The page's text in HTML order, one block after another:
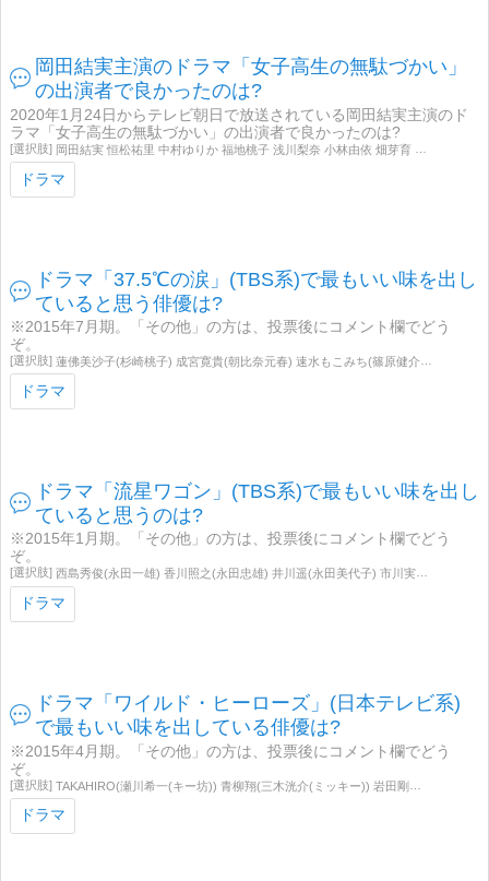
岡田結実主演のドラマ「女子高生の無駄づかい」
の出演者で良かったのは?
2020年1月24日からテレビ朝日で放送されている岡田結実主演のド
ラマ「女子高生の無駄づかい」の出演者で良かったのは?
岡田結実 恒松祐里 中村ゆりか 福地桃子 浅川梨奈 小林由依 畑芽育 井本彩花
ドラマ
ドラマ「37.5℃の涙」(TBS系)で最もいい味を出し
ていると思う俳優は?
※2015年7月期。「その他」の方は、投票後にコメント欄でどう
ぞ。
蓮佛美沙子(杉崎桃子) 成宮寛貴(朝比奈元春) 速水もこみち(篠原健介) トリンドル玲奈(小野優美香) 鈴木梨央(朝比奈小春) 水上剣星(杉崎優樹) 滝沢沙織(篠原久美子) 西村和彦(佐藤錦) 久保田磨希(佐藤陽子) 松島花(朝比奈小雪) 趣里(町井里沙) 永池南津子(今井加奈子) 木戸邑弥(加藤哲平) 谷川りさこ(佐藤さやか) 石田登星(杉崎誠一郎) 田上唯(清水香織)
ドラマ
ドラマ「流星ワゴン」(TBS系)で最もいい味を出し
ていると思うのは?
※2015年1月期。「その他」の方は、投票後にコメント欄でどう
ぞ。
西島秀俊(永田一雄) 香川照之(永田忠雄) 井川遥(永田美代子) 市川実和子(永田智子) 橋洋(永田伸之) 入江甚儀(千賀和哉) 町田啓太(古閑) 高木星来(橋本健太)
ドラマ
ドラマ「ワイルド・ヒーローズ」(日本テレビ系)
で最もいい味を出している俳優は?
※2015年4月期。「その他」の方は、投票後にコメント欄でどう
ぞ。
TAKAHIRO(瀬川希一(キー坊)) 青柳翔(三木洸介(ミッキー)) 岩田剛典(佐伯春太郎(チョコ)) 野替愁平(徳井哲平(ポンジャラ)) 八木将康(神部剛(ピーちゃん)) 佐藤大樹(里島透(メロス)) 黒木啓司(林田典明(テンテン)) 桜田ひより(五嶋日花里) 水沢エレナ(野中美史) 長谷川初範(瀬川努) 朝加真由美(瀬川澄子) 飛田光里(瀬川優太) 草村礼子(三木佳代) 酒井美紀(桂木志穂) 中村静香(森山花) 二宮愛(神部紗彩) 和希沙也(里島夏美) 平田薫(林田ももよ) 原日出子(さわこ) 前田公輝(まもる) 音尾琢真(柳原慎三) 渡辺舞(野中双葉) 武智健二(木崎勝) 姜暢雄(大島尚久) 三波豊和(福井久志) 星智也(龍ヶ崎正樹) 大浦龍宇一(五嶋幸雄)
ドラマ